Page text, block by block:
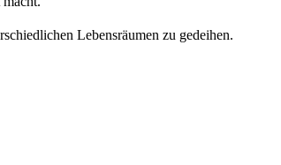
Lebensräumen zu gedeihen.